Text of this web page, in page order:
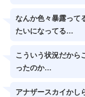
なんか色々暴露って
たいになってる…
こういう状況だから
ったのか…
アナザースカイかし